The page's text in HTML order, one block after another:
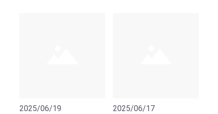
2025/06/19
2025/06/17